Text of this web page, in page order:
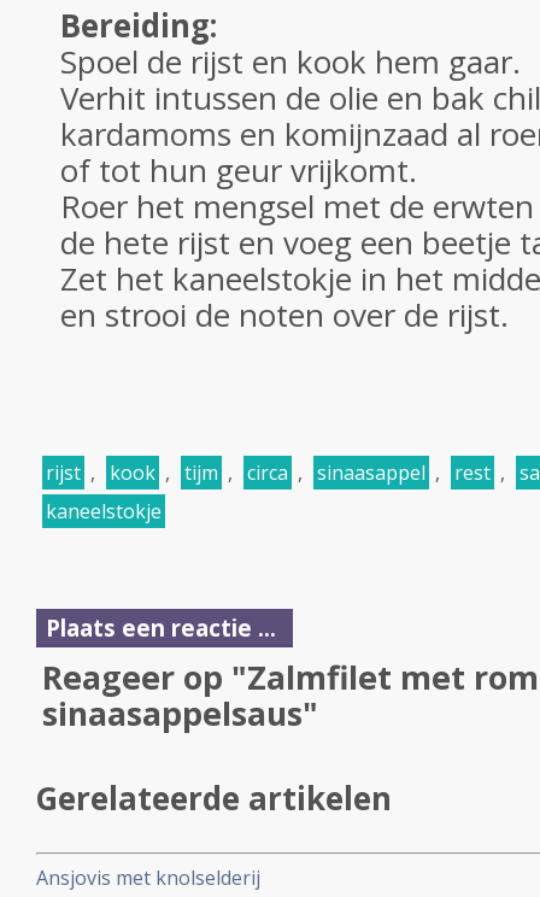
Bereiding:
Spoel de rijst en kook hem gaar.
Verhit intussen de olie en bak
kardamoms en komijnzaad al
of tot hun geur vrijkomt.
Roer het mengsel met de
de hete rijst en voeg een beetje
Zet het kaneelstokje in het
en strooi de noten over de rijst.
rijst , kook , tijm , circa , sinaasappel , rest ,
kaneelstokje
Plaats een reactie ...
Reageer op "Zalmfilet met
sinaasappelsaus"
Gerelateerde artikelen
Ansjovis met knolselderij